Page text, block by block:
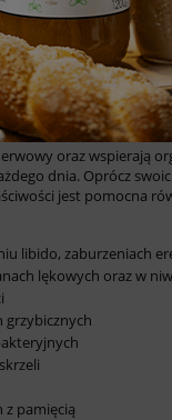
z tej samej rodziny
tej rośliny jest
wykazuje bardzo
jej bardzo
zarówno pod kątem
bardzo dużo
oraz wspierają
dnia. Oprócz
jest pomocna
libido, zaburzeniach
lękowych oraz w
grzybicznych
z pamięcią